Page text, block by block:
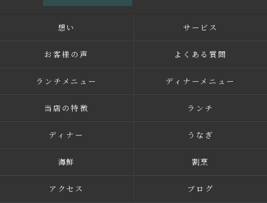
想い サービス
お客様の声 よくある質問
ランチメニュー ディナーメニュー
当店の特徴 ランチ
ディナー うなぎ
海鮮 割烹
アクセス ブログ